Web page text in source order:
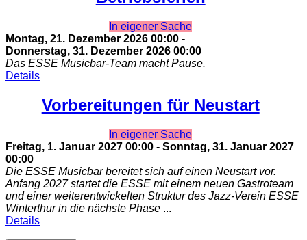
In eigener Sache
Montag, 21. Dezember 2026 00:00 -
Donnerstag, 31. Dezember 2026 00:00
Das ESSE Musicbar-Team macht Pause.
Details
Vorbereitungen für Neustart
In eigener Sache
Freitag, 1. Januar 2027 00:00 - Sonntag, 31. Januar 2027
00:00
Die ESSE Musicbar bereitet sich auf einen Neustart vor.
Anfang 2027 startet die ESSE mit einem neuen Gastroteam
und einer weiterentwickelten Struktur des Jazz-Verein ESSE
Winterthur in die nächste Phase ...
Details